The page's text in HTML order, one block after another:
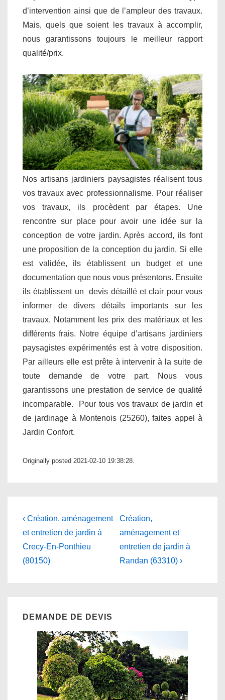
d’intervention ainsi que de l’ampleur des travaux.
Mais, quels que soient les travaux à accomplir,
nous garantissons toujours le meilleur rapport
qualité/prix.
Nos artisans jardiniers paysagistes réalisent tous
vos travaux avec professionnalisme. Pour réaliser
vos travaux, ils procèdent par étapes. Une
rencontre sur place pour avoir une idée sur la
conception de votre jardin. Après accord, ils font
une proposition de la conception du jardin. Si elle
est validée, ils établissent un budget et une
documentation que nous vous présentons. Ensuite
ils établissent un devis détaillé et clair pour vous
informer de divers détails importants sur les
travaux. Notamment les prix des matériaux et les
différents frais. Notre équipe d’artisans jardiniers
paysagistes expérimentés est à votre disposition.
Par ailleurs elle est prête à intervenir à la suite de
toute demande de votre part. Nous vous
garantissons une prestation de service de qualité
incomparable. Pour tous vos travaux de jardin et
de jardinage à Montenois (25260), faites appel à
Jardin Confort.
Originally posted 2021-02-10 19:38:28.
Navigation
de
l’article
Previous
Post
is
‹ Création, aménagement
et entretien de jardin à
Crecy-En-Ponthieu
(80150)
Next
Post
is
Création,
aménagement et
entretien de jardin à
Randan (63310) ›
DEMANDE DE DEVIS